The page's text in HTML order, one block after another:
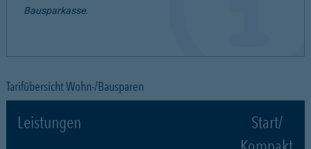
Bausparkasse.
Tarifübersicht Wohn-/Bausparen
Leistungen
Start/